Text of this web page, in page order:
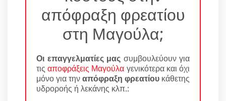
απόφραξη φρεατίου
στη Μαγούλα;
Οι επαγγελματίες μας συμβουλεύουν για
τιςαποφράξεις Μαγούλα γενικότερα και όχι
μόνο για τηναπόφραξη φρεατίου κάθετης
υδροροής ή λεκάνης κλπ.: